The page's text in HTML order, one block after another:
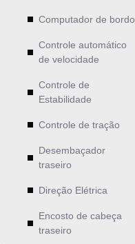
Computador de bordo
Controle automático
de velocidade
Controle de
Estabilidade
Controle de tração
Desembaçador
traseiro
Direção Elétrica
Encosto de cabeça
traseiro